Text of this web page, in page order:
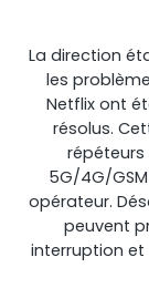
La direction
les
Netflix ont
résolus.
5G/4G/
opérateur.
peuvent
interruption et